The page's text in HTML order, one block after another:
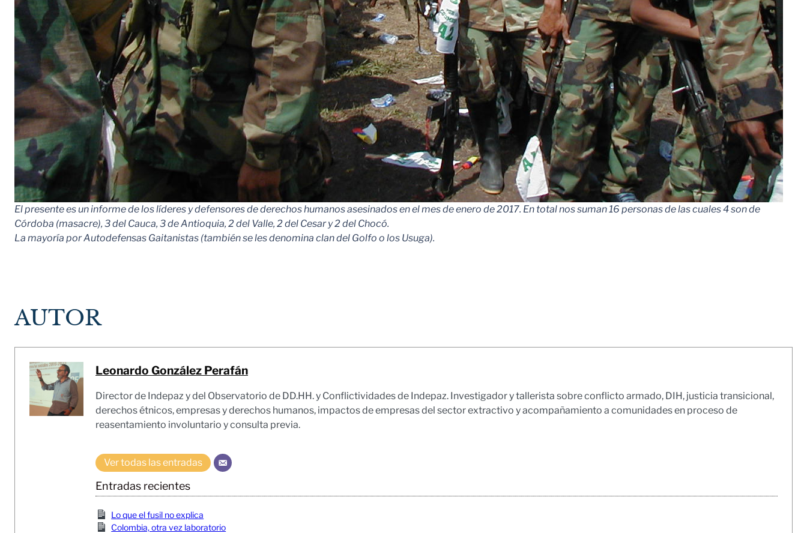
El presente es un informe de los líderes y defensores de derechos humanos asesinados en el mes de enero de 2017. En total nos suman 16 personas de las cuales 4 son de
Córdoba (masacre), 3 del Cauca, 3 de Antioquia, 2 del Valle, 2 del Cesar y 2 del Chocó.
La mayoría por Autodefensas Gaitanistas (también se les denomina clan del Golfo o los Usuga).
AUTOR
Leonardo González Perafán
Director de Indepaz y del Observatorio de DD.HH. y Conflictividades de Indepaz. Investigador y tallerista sobre conflicto armado, DIH, justicia transicional,
derechos étnicos, empresas y derechos humanos, impactos de empresas del sector extractivo y acompañamiento a comunidades en proceso de
reasentamiento involuntario y consulta previa.
Ver todas las entradas
Entradas recientes
Lo que el fusil no explica
Colombia, otra vez laboratorio